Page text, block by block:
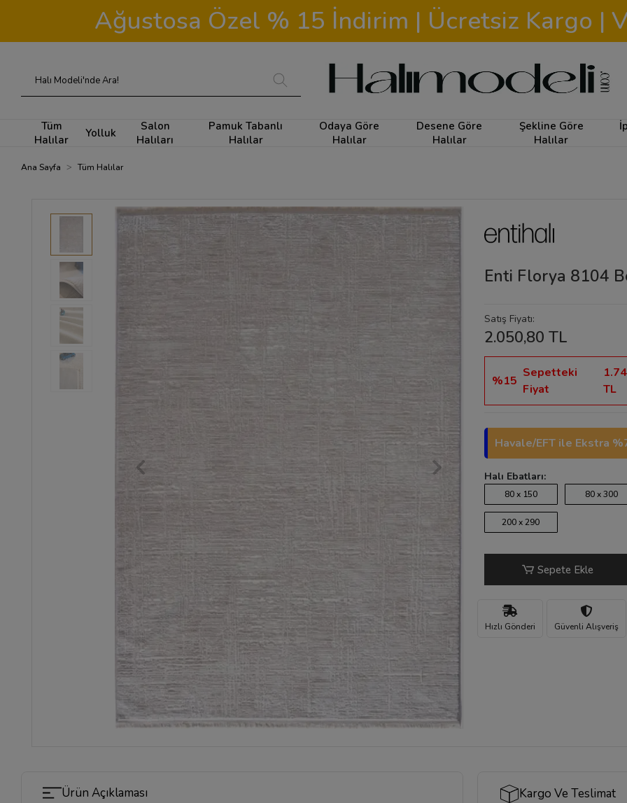
Ağustosa Özel % 15 İndirim | Ücretsiz Kargo |
Tüm
Halılar
Yolluk
Salon
Halıları
Pamuk Tabanlı
Halılar
Odaya Göre
Halılar
Desene Göre
Halılar
Şekline Göre
Halılar
Ana Sayfa Tüm Halılar
Enti Florya 8104
Satış Fiyatı:
2.050,80 TL
%15
Sepetteki
Fiyat
TL
Havale/EFT ile Ekstra
Halı Ebatları:
80 x 150 80 x 300
200 x 290
Sepete Ekle
Hızlı Gönderi Güvenli Alışveriş
Ürün Açıklaması Kargo Ve Teslimat